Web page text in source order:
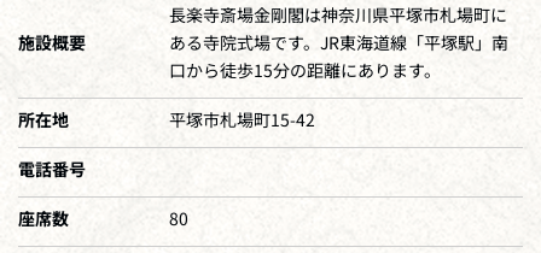
施設概要
長楽寺斎場金剛閣は神奈川県平塚市札場町に
ある寺院式場です。JR東海道線「平塚駅」南
口から徒歩15分の距離にあります。
所在地 平塚市札場町15-42
電話番号
座席数 80